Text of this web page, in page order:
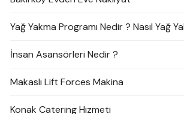
Yağ Yakma Programı Nedir ? Nasıl Yağ
İnsan Asansörleri Nedir ?
Makaslı Lift Forces Makina
Konak Catering Hizmeti